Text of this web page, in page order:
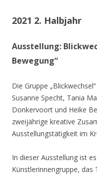
2021 2. Halbjahr
Ausstellung:
Bewegung“
Die Gruppe
Susanne Specht, Tania
Donkervoort und Heike
zweijährige kreative
Ausstellungstätigkeit im
In dieser Ausstellung ist
Künstlerinnengruppe, das